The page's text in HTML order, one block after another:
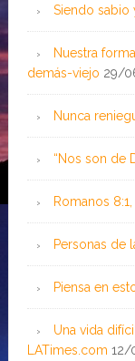
Siendo sabio
Nuestra
demás-viejo 29/
Nunca
“Nos son de
Romanos
Personas de
Piensa en
Una vida
LATimes.com 12/